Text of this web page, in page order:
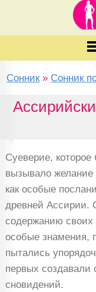
Сонник» Сонник
Суеверие,
вызывало желание
как особые
древней Ассирии.
содержанию
особые
пытались
первых создавали
сновидений.